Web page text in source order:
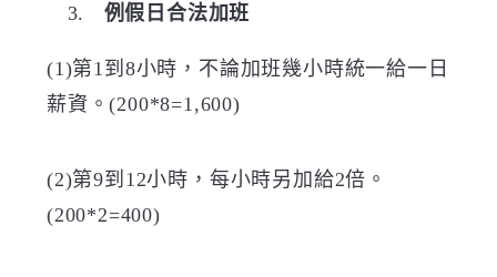
例假日合法加班
(1)第1 到 8小時，不論加班幾小時統一給一日
薪資。(200*8=1,600)
(2)第9到 12小時，每小時另加給2倍 。
(200*2=400)